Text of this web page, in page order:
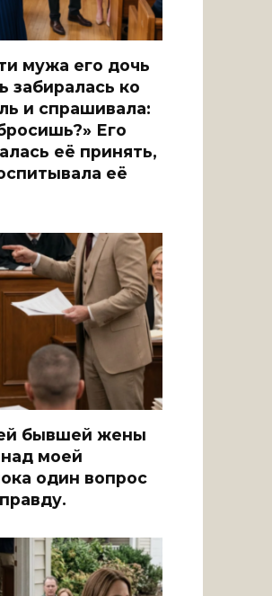
мужа его дочь
забиралась ко
и спрашивала:
Его
её принять,
её
бывшей жены
моей
один вопрос